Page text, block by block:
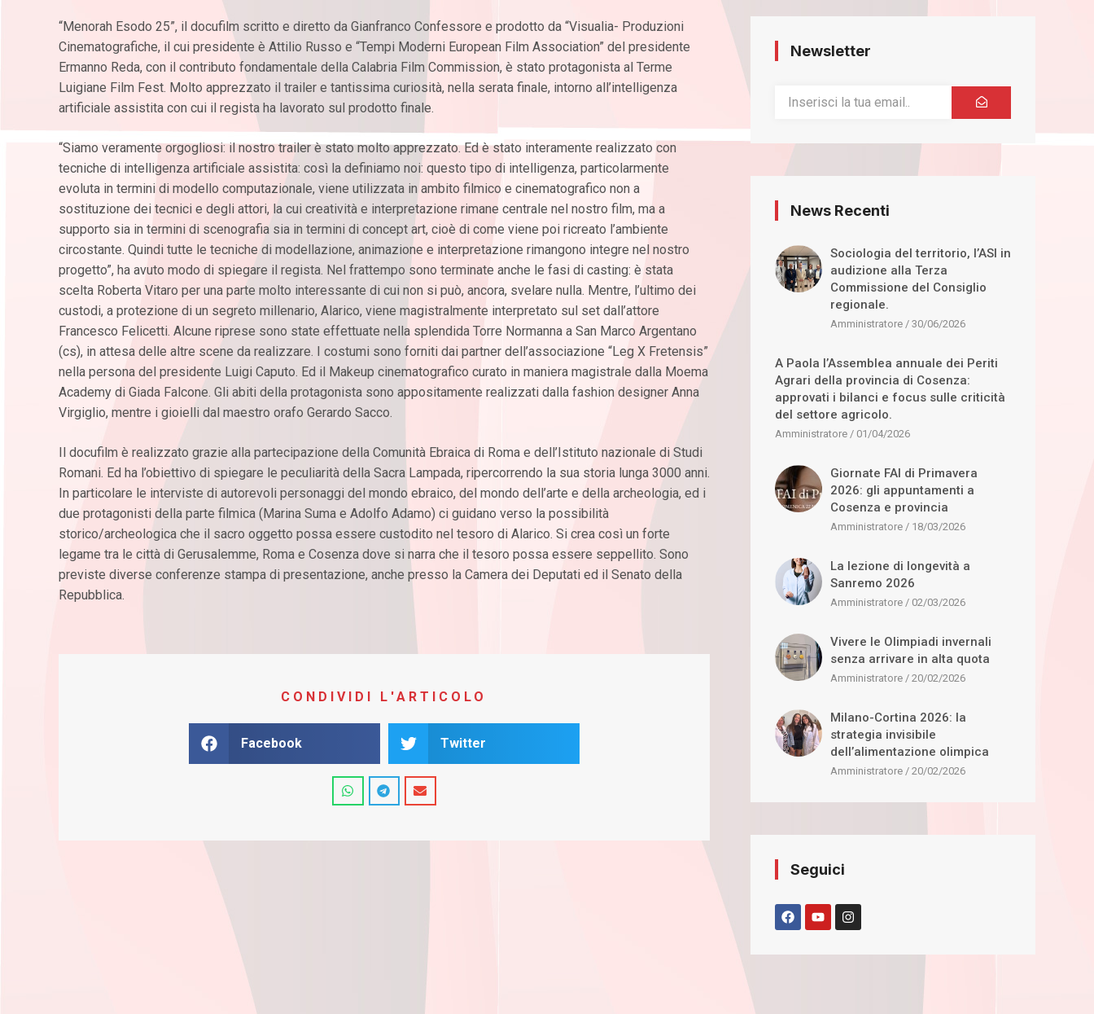
“Menorah Esodo 25”, il docufilm scritto e diretto da Gianfranco Confessore e prodotto da “Visualia- Produzioni
Cinematografiche, il cui presidente è Attilio Russo e “Tempi Moderni European Film Association” del presidente
Ermanno Reda, con il contributo fondamentale della Calabria Film Commission, è stato protagonista al Terme
Luigiane Film Fest. Molto apprezzato il trailer e tantissima curiosità, nella serata finale, intorno all’intelligenza
artificiale assistita con cui il regista ha lavorato sul prodotto finale.
“Siamo veramente orgogliosi: il nostro trailer è stato molto apprezzato. Ed è stato interamente realizzato con
tecniche di intelligenza artificiale assistita: così la definiamo noi: questo tipo di intelligenza, particolarmente
evoluta in termini di modello computazionale, viene utilizzata in ambito filmico e cinematografico non a
sostituzione dei tecnici e degli attori, la cui creatività e interpretazione rimane centrale nel nostro film, ma a
supporto sia in termini di scenografia sia in termini di concept art, cioè di come viene poi ricreato l’ambiente
circostante. Quindi tutte le tecniche di modellazione, animazione e interpretazione rimangono integre nel nostro
progetto”, ha avuto modo di spiegare il regista. Nel frattempo sono terminate anche le fasi di casting: è stata
scelta Roberta Vitaro per una parte molto interessante di cui non si può, ancora, svelare nulla. Mentre, l’ultimo dei
custodi, a protezione di un segreto millenario, Alarico, viene magistralmente interpretato sul set dall’attore
Francesco Felicetti. Alcune riprese sono state effettuate nella splendida Torre Normanna a San Marco Argentano
(cs), in attesa delle altre scene da realizzare. I costumi sono forniti dai partner dell’associazione “Leg X Fretensis”
nella persona del presidente Luigi Caputo. Ed il Makeup cinematografico curato in maniera magistrale dalla Moema
Academy di Giada Falcone. Gli abiti della protagonista sono appositamente realizzati dalla fashion designer Anna
Virgiglio, mentre i gioielli dal maestro orafo Gerardo Sacco.
Il docufilm è realizzato grazie alla partecipazione della Comunità Ebraica di Roma e dell’Istituto nazionale di Studi
Romani. Ed ha l’obiettivo di spiegare le peculiarità della Sacra Lampada, ripercorrendo la sua storia lunga 3000 anni.
In particolare le interviste di autorevoli personaggi del mondo ebraico, del mondo dell’arte e della archeologia, ed i
due protagonisti della parte filmica (Marina Suma e Adolfo Adamo) ci guidano verso la possibilità
storico/archeologica che il sacro oggetto possa essere custodito nel tesoro di Alarico. Si crea così un forte
legame tra le città di Gerusalemme, Roma e Cosenza dove si narra che il tesoro possa essere seppellito. Sono
previste diverse conferenze stampa di presentazione, anche presso la Camera dei Deputati ed il Senato della
Repubblica.
CONDIVIDI L'ARTICOLO
Facebook Twitter
Newsletter
News Recenti
Sociologia del territorio, l’ASI in
audizione alla Terza
Commissione del Consiglio
regionale.
Amministratore 30/06/2026
A Paola l’Assemblea annuale dei Periti
Agrari della provincia di Cosenza:
approvati i bilanci e focus sulle criticità
del settore agricolo.
Amministratore 01/04/2026
Giornate FAI di Primavera
2026: gli appuntamenti a
Cosenza e provincia
Amministratore 18/03/2026
La lezione di longevità a
Sanremo 2026
Amministratore 02/03/2026
Vivere le Olimpiadi invernali
senza arrivare in alta quota
Amministratore 20/02/2026
Milano-Cortina 2026: la
strategia invisibile
dell’alimentazione olimpica
Amministratore 20/02/2026
Seguici